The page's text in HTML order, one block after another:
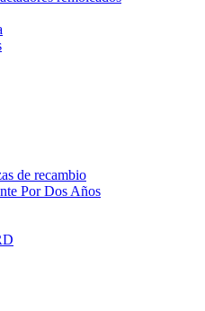
de recambio
Por Dos Años